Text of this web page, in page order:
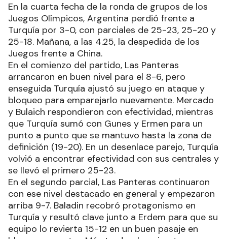
En la cuarta fecha de la ronda de grupos de los
Juegos Olímpicos, Argentina perdió frente a
Turquía por 3-0, con parciales de 25-23, 25-20 y
25-18. Mañana, a las 4.25, la despedida de los
Juegos frente a China.
En el comienzo del partido, Las Panteras
arrancaron en buen nivel para el 8-6, pero
enseguida Turquía ajustó su juego en ataque y
bloqueo para emparejarlo nuevamente. Mercado
y Bulaich respondieron con efectividad, mientras
que Turquía sumó con Gunes y Ermen para un
punto a punto que se mantuvo hasta la zona de
definición (19-20). En un desenlace parejo, Turquía
volvió a encontrar efectividad con sus centrales y
se llevó el primero 25-23.
En el segundo parcial, Las Panteras continuaron
con ese nivel destacado en general y empezaron
arriba 9-7. Baladin recobró protagonismo en
Turquía y resultó clave junto a Erdem para que su
equipo lo revierta 15-12 en un buen pasaje en